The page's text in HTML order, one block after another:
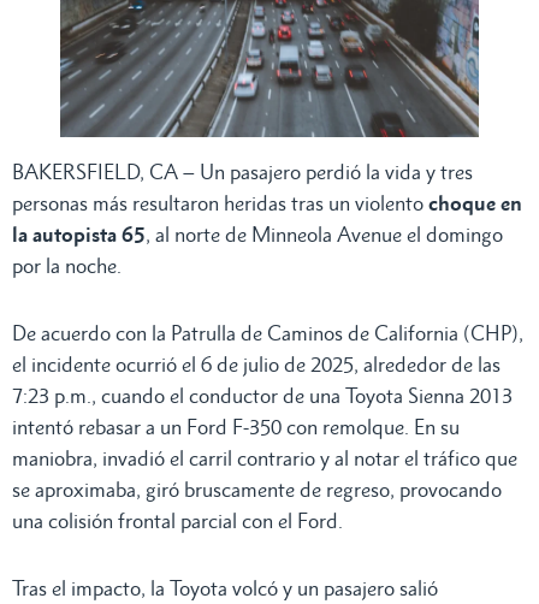
BAKERSFIELD, CA – Un pasajero perdió la vida y tres
personas más resultaron heridas tras un violento choque en
la autopista 65, al norte de Minneola Avenue el domingo
por la noche.
De acuerdo con la Patrulla de Caminos de California (CHP),
el incidente ocurrió el 6 de julio de 2025, alrededor de las
7:23 p.m., cuando el conductor de una Toyota Sienna 2013
intentó rebasar a un Ford F-350 con remolque. En su
maniobra, invadió el carril contrario y al notar el tráfico que
se aproximaba, giró bruscamente de regreso, provocando
una colisión frontal parcial con el Ford.
Tras el impacto, la Toyota volcó y un pasajero salió